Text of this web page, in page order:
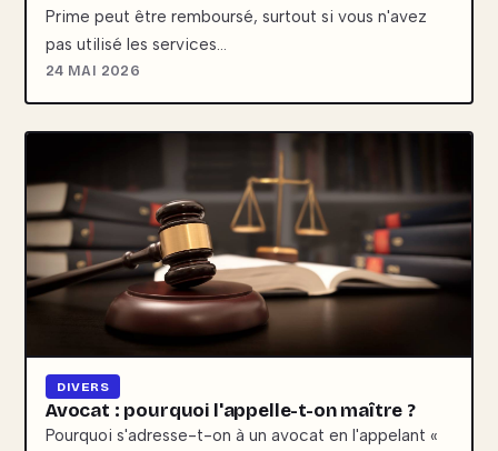
Prime peut être remboursé, surtout si vous n'avez
pas utilisé les services…
24 MAI 2026
DIVERS
Avocat : pourquoi l'appelle-t-on maître ?
Pourquoi s'adresse-t-on à un avocat en l'appelant «